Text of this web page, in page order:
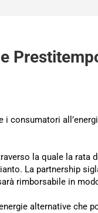
i consumatori
la quale la
La partnership
rimborsabile in
alternative che